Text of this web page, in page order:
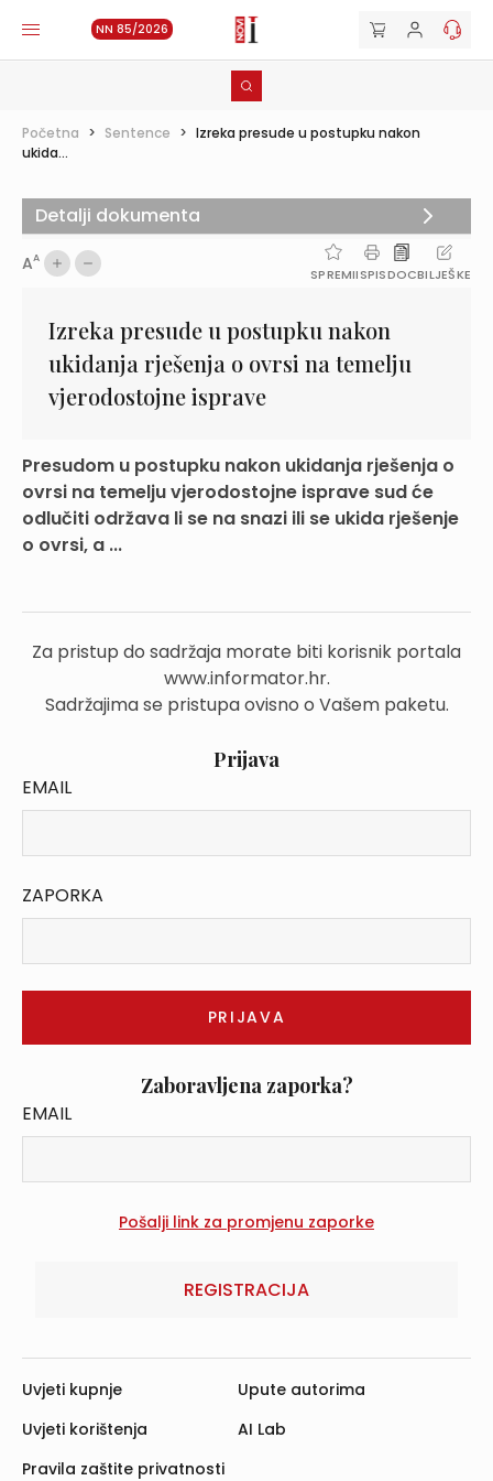
NN 85/2026
Početna > Sentence > Izreka presude u postupku nakon
ukida...
AA
SPREMIISPISDOCBILJEŠKE
Izreka presude u postupku nakon
ukidanja rješenja o ovrsi na temelju
vjerodostojne isprave
Presudom u postupku nakon ukidanja rješenja o
ovrsi na temelju vjerodostojne isprave sud će
odlučiti održava li se na snazi ili se ukida rješenje
o ovrsi, a ...
Za pristup do sadržaja morate biti korisnik portala
www.informator.hr.
Sadržajima se pristupa ovisno o Vašem paketu.
Prijava
EMAIL
ZAPORKA
Zaboravljena zaporka?
EMAIL
REGISTRACIJA
Detalji dokumenta
Uvjeti kupnje
Uvjeti korištenja
Pravila zaštite privatnosti
Upute autorima
AI Lab